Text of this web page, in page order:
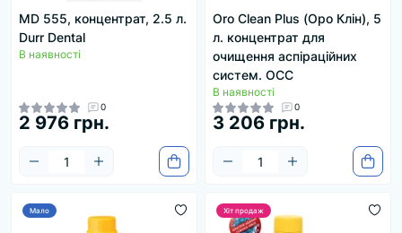
MD 555, концентрат, 2.5 л.
Durr Dental
В наявності
0
2 976 грн.
Oro Clean Plus (Оро Клін), 5
л. концентрат для
очищення аспіраційних
систем. OCC
В наявності
0
3 206 грн.
Мало Хіт продаж